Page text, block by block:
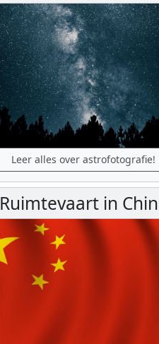
Leer alles over astrofotografie!
Ruimtevaart in